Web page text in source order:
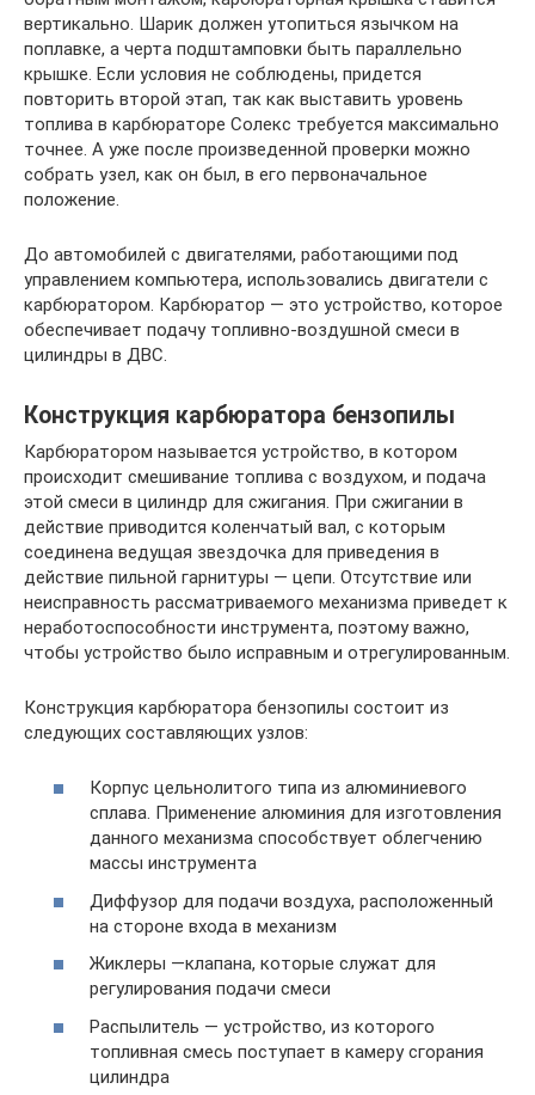
вертикально. Шарик должен утопиться язычком на
поплавке, а черта подштамповки быть параллельно
крышке. Если условия не соблюдены, придется
повторить второй этап, так как выставить уровень
топлива в карбюраторе Солекс требуется максимально
точнее. А уже после произведенной проверки можно
собрать узел, как он был, в его первоначальное
положение.
До автомобилей с двигателями, работающими под
управлением компьютера, использовались двигатели с
карбюратором. Карбюратор — это устройство, которое
обеспечивает подачу топливно-воздушной смеси в
цилиндры в ДВС.
Конструкция карбюратора бензопилы
Карбюратором называется устройство, в котором
происходит смешивание топлива с воздухом, и подача
этой смеси в цилиндр для сжигания. При сжигании в
действие приводится коленчатый вал, с которым
соединена ведущая звездочка для приведения в
действие пильной гарнитуры — цепи. Отсутствие или
неисправность рассматриваемого механизма приведет к
неработоспособности инструмента, поэтому важно,
чтобы устройство было исправным и отрегулированным.
Конструкция карбюратора бензопилы состоит из
следующих составляющих узлов:
Корпус цельнолитого типа из алюминиевого
сплава. Применение алюминия для изготовления
данного механизма способствует облегчению
массы инструмента
Диффузор для подачи воздуха, расположенный
на стороне входа в механизм
Жиклеры —клапана, которые служат для
регулирования подачи смеси
Распылитель — устройство, из которого
топливная смесь поступает в камеру сгорания
цилиндра